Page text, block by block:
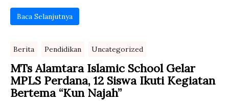
Baca Selanjutnya
Berita Pendidikan Uncategorized
MTs Alamtara Islamic School Gelar
MPLS Perdana, 12 Siswa Ikuti Kegiatan
Bertema “Kun Najah”